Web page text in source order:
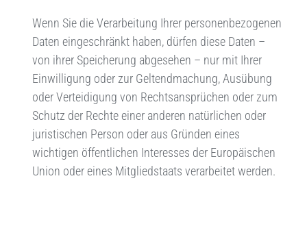
Wenn Sie die Verarbeitung Ihrer personenbezogenen
Daten eingeschränkt haben, dürfen diese Daten –
von ihrer Speicherung abgesehen – nur mit Ihrer
Einwilligung oder zur Geltendmachung, Ausübung
oder Verteidigung von Rechtsansprüchen oder zum
Schutz der Rechte einer anderen natürlichen oder
juristischen Person oder aus Gründen eines
wichtigen öffentlichen Interesses der Europäischen
Union oder eines Mitgliedstaats verarbeitet werden.